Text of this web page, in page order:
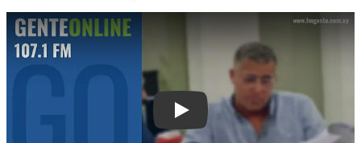
Play: Darwin Correa presentó